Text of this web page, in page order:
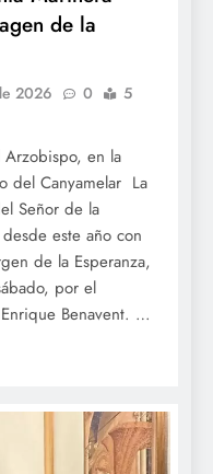
de la
2026 0
5
en la
del Canyamelar La
Señor de la
este año con
de la Esperanza,
por el
Benavent. …